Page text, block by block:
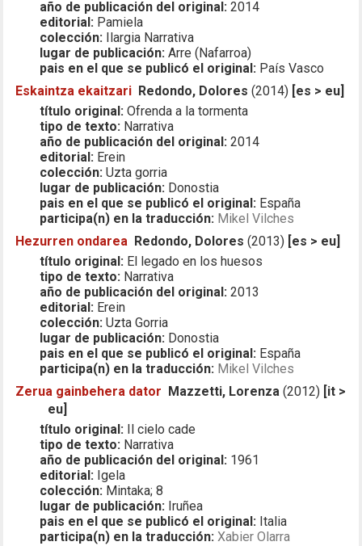
año de publicación del original: 2014
editorial: Pamiela
colección: Ilargia Narrativa
lugar de publicación: Arre (Nafarroa)
pais en el que se publicó el original: País Vasco
Eskaintza ekaitzari Redondo, Dolores (2014) [es > eu]
título original: Ofrenda a la tormenta
tipo de texto: Narrativa
año de publicación del original: 2014
editorial: Erein
colección: Uzta gorria
lugar de publicación: Donostia
pais en el que se publicó el original: España
participa(n) en la traducción: Mikel Vilches
Hezurren ondarea Redondo, Dolores (2013) [es > eu]
título original: El legado en los huesos
tipo de texto: Narrativa
año de publicación del original: 2013
editorial: Erein
colección: Uzta Gorria
lugar de publicación: Donostia
pais en el que se publicó el original: España
participa(n) en la traducción: Mikel Vilches
Zerua gainbehera dator
Mazzetti, Lorenza (2012) [it >
eu]
título original: Il cielo cade
tipo de texto: Narrativa
año de publicación del original: 1961
editorial: Igela
colección: Mintaka; 8
lugar de publicación: Iruñea
pais en el que se publicó el original: Italia
participa(n) en la traducción: Xabier Olarra